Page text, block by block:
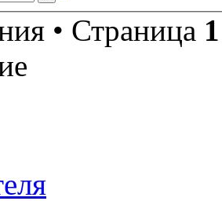
• Страница 1